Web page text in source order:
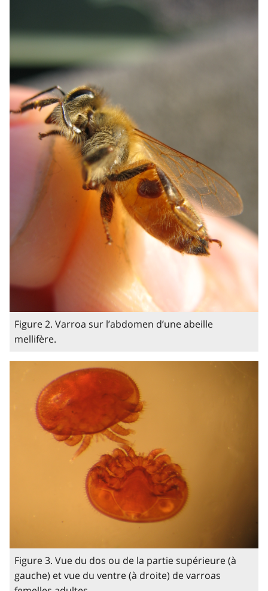
Figure 2. Varroa sur l’abdomen d’une abeille
mellifère.
Figure 3. Vue du dos ou de la partie supérieure (à
gauche) et vue du ventre (à droite) de varroas